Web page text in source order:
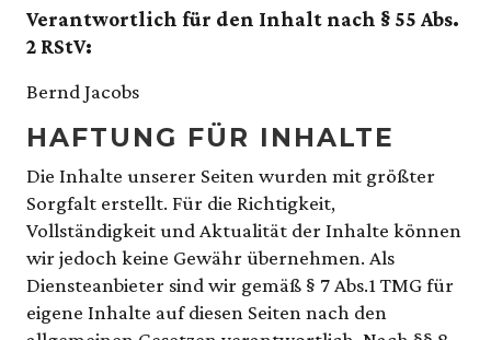
Verantwortlich für den Inhalt nach § 55 Abs.
2 RStV:
Bernd Jacobs
HAFTUNG FÜR INHALTE
Die Inhalte unserer Seiten wurden mit größter
Sorgfalt erstellt. Für die Richtigkeit,
Vollständigkeit und Aktualität der Inhalte können
wir jedoch keine Gewähr übernehmen. Als
Diensteanbieter sind wir gemäß § 7 Abs.1 TMG für
eigene Inhalte auf diesen Seiten nach den